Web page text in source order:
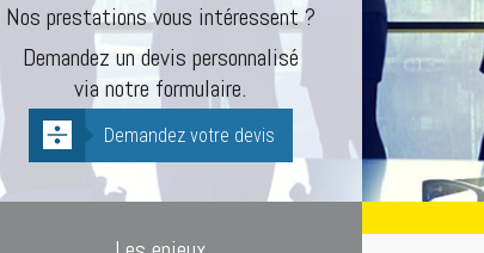
Nos prestations vous intéressent ?
Demandez un devis personnalisé
via notre formulaire.
Demandez votre devis